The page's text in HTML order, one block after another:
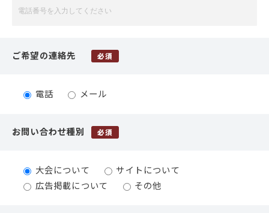
ご希望の連絡先 必須
電話 メール
お問い合わせ種別 必須
大会について
サイトについて
広告掲載について
その他